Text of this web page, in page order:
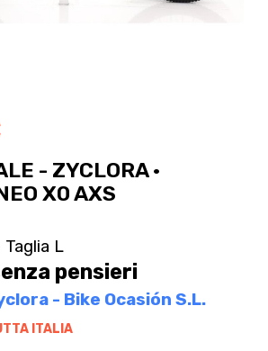
- ZYCLORA ·
X0 AXS
L
pensieri
- Bike Ocasión S.L.
ITALIA